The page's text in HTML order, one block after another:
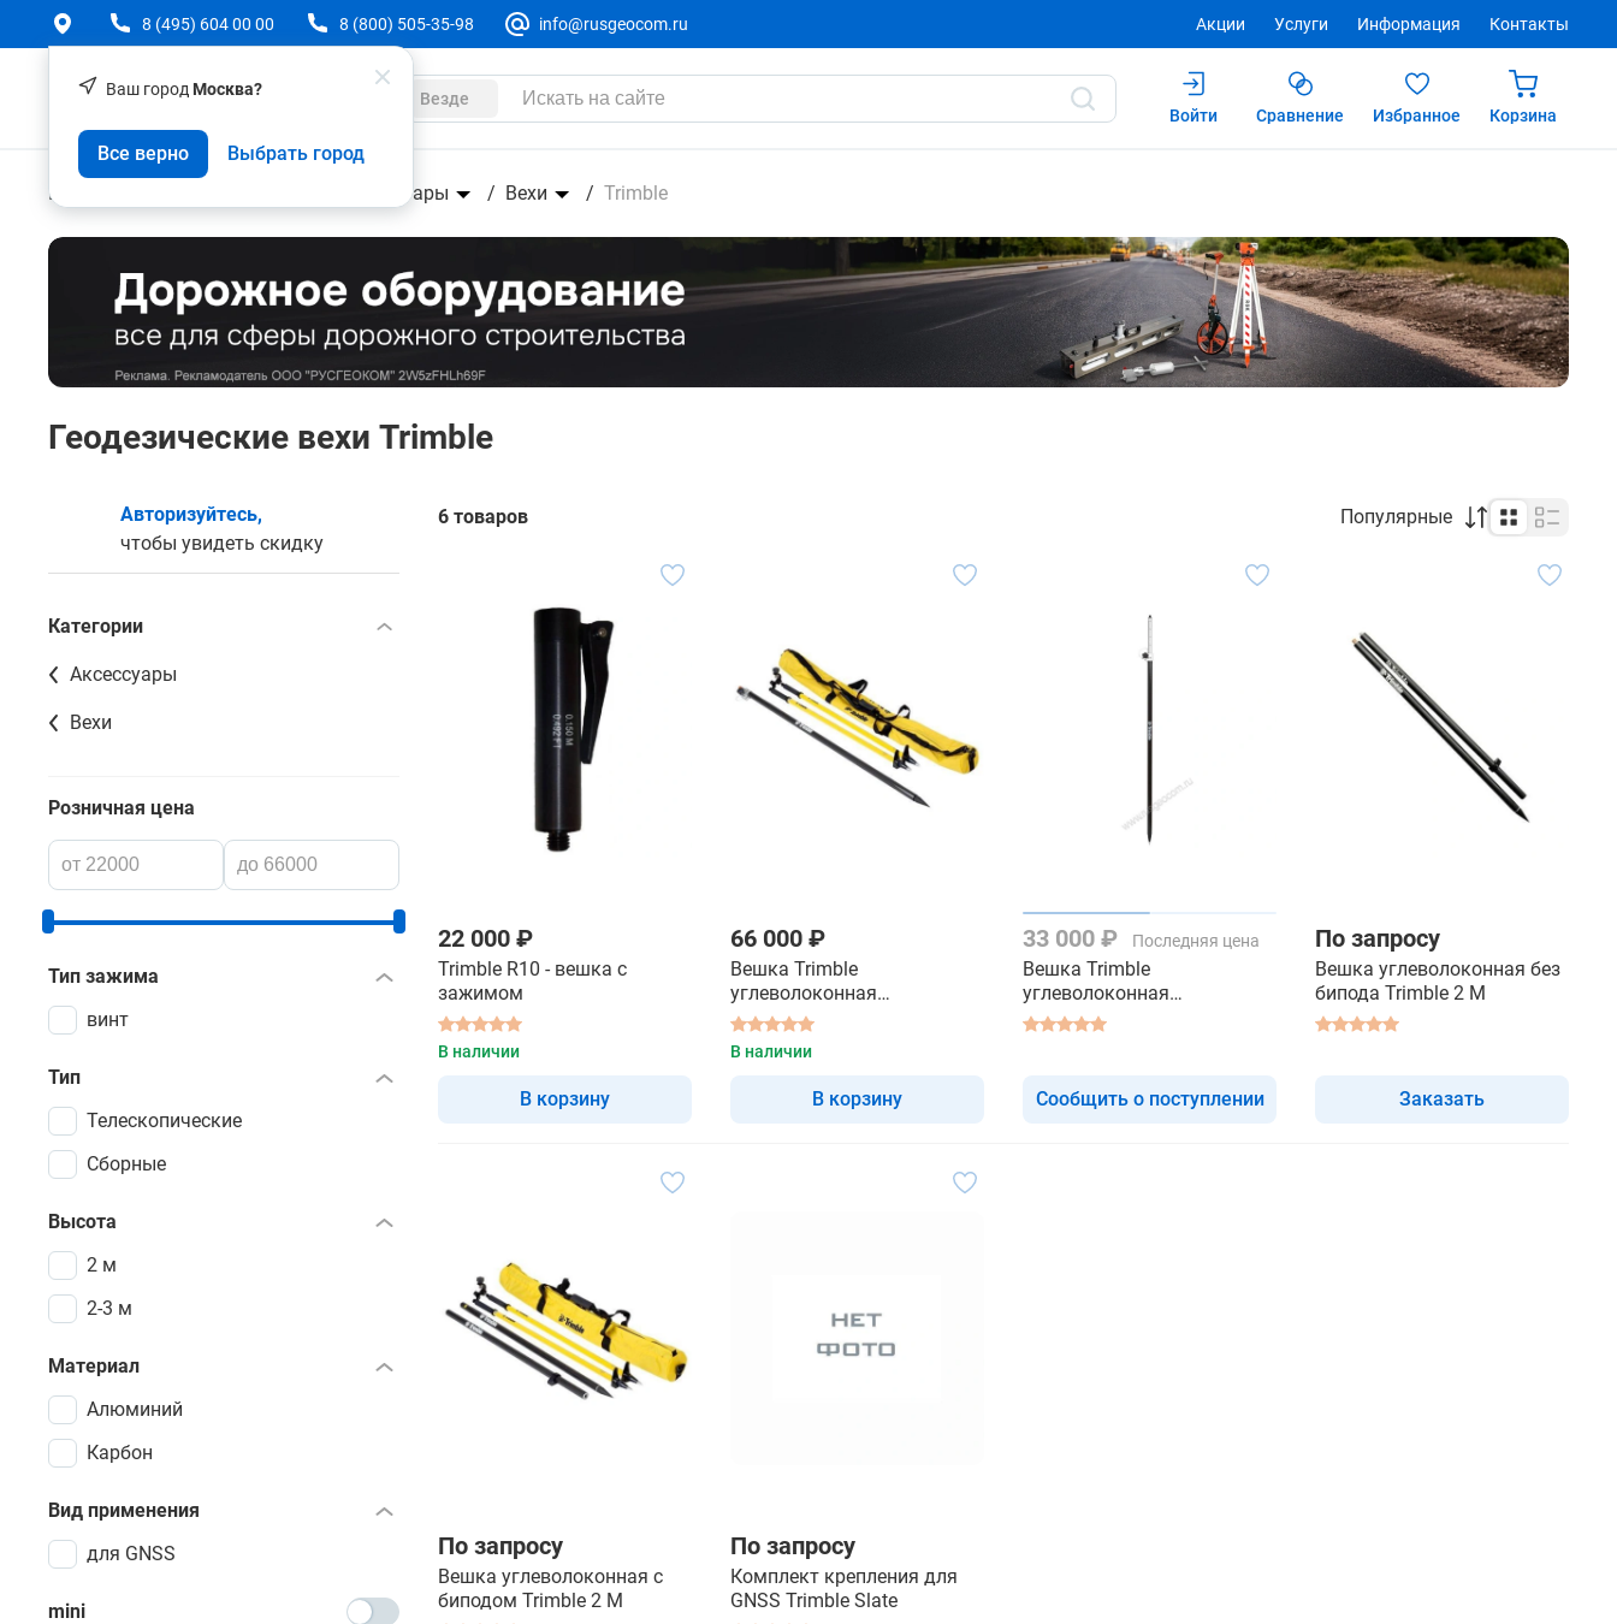
Ваш город Москва?
Все верно Выбрать город
8 (495) 604 00 00 8 (800) 505-35-98 info@rusgeocom.ru Акции Услуги Информация Контакты
Везде
Войти
Сравнение Избранное Корзина
Геодезическое оборудование Аксессуары Вехи Trimble
Геодезические вехи Trimble
Авторизуйтесь,
чтобы увидеть скидку
Категории
Аксессуары
Вехи
Розничная цена
Тип зажима
винт
Тип
Телескопические
Сборные
Высота
2 м
2-3 м
Материал
Алюминий
Карбон
Вид применения
для GNSS
mini
6 товаров Популярные
22 000 ₽
Trimble R10 - вешка с
зажимом
В наличии
В корзину
66 000 ₽
Вешка Trimble
углеволоконная
телескопическая с биподом
2,5 M
В наличии
В корзину
33 000 ₽ Последняя цена
Вешка Trimble
углеволоконная
телескопическая без
Сообщить о поступлении
По запросу
Вешка углеволоконная без
бипода Trimble 2 M
Заказать
По запросу
Вешка углеволоконная с
биподом Trimble 2 M
По запросу
Комплект крепления для
GNSS Trimble Slate